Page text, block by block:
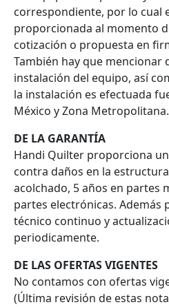
correspondiente, por lo cual
proporcionada al momento
cotización o propuesta en
También hay que mencionar
instalación del equipo, así
la instalación es efectuada
México y Zona Metropolitana.
DE LA GARANTÍA
Handi Quilter proporciona
contra daños en la
acolchado, 5 años en partes
partes electrónicas.
técnico continuo y
periodicamente.
DE LAS OFERTAS VIGENTES
No contamos con ofertas
(Última revisión de estas